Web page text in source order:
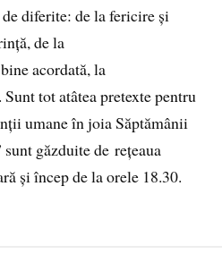
diferite: de la fericire și
de la
acordată, la
tot atâtea pretexte pentru
umane în joia Săptămânii
găzduite de rețeaua
și încep de la orele 18.30.